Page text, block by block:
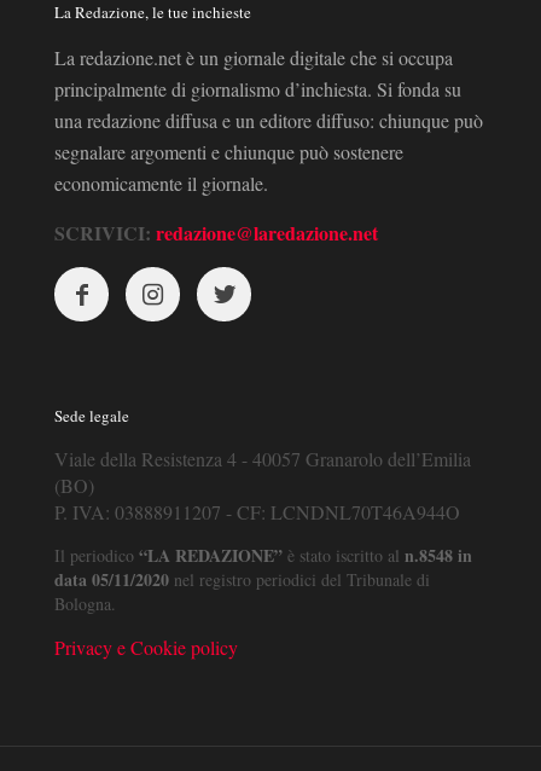
La Redazione, le tue inchieste
La redazione.net è un giornale digitale che si occupa
principalmente di giornalismo d’inchiesta. Si fonda su
una redazione diffusa e un editore diffuso: chiunque può
segnalare argomenti e chiunque può sostenere
economicamente il giornale.
SCRIVICI: redazione@laredazione.net
Sede legale
Viale della Resistenza 4 - 40057 Granarolo dell’Emilia
(BO)
P. IVA: 03888911207 - CF: LCNDNL70T46A944O
Il periodico “LA REDAZIONE” è stato iscritto al n.8548 in
data 05/11/2020 nel registro periodici del Tribunale di
Bologna.
Privacy e Cookie policy